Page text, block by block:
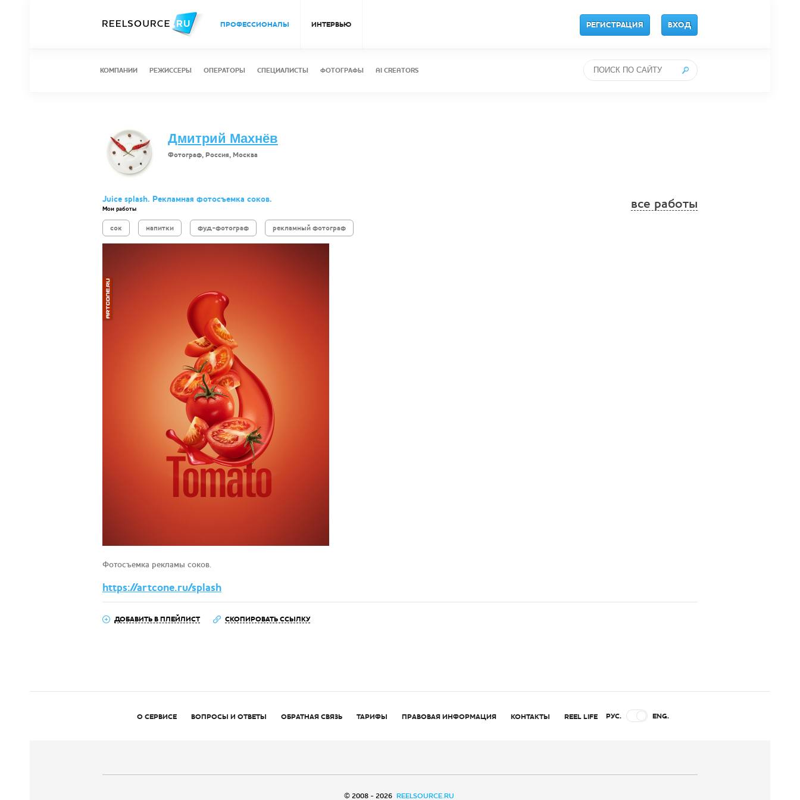
ПРОФЕССИОНАЛЫ ИНТЕРВЬЮ РЕГИСТРАЦИЯ ВХОД
КОМПАНИИ РЕЖИССЕРЫ ОПЕРАТОРЫ СПЕЦИАЛИСТЫ ФОТОГРАФЫ AI CREATORS
Дмитрий Махнёв
Фотограф, Россия, Москва
Juice splash. Рекламная фотосъемка соков. все работы
Мои работы
сок напитки фуд-фотограф рекламный фотограф
Фотосъемка рекламы соков.
https://artcone.ru/splash
ДОБАВИТЬ В ПЛЕЙЛИСТ СКОПИРОВАТЬ ССЫЛКУ
О СЕРВИСЕ ВОПРОСЫ И ОТВЕТЫ ОБРАТНАЯ СВЯЗЬ ТАРИФЫ ПРАВОВАЯ ИНФОРМАЦИЯ КОНТАКТЫ REEL LIFE РУС. ENG.
© 2008 - 2026 REELSOURCE.RU